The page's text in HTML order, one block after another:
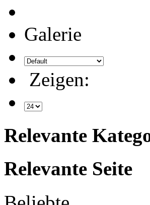
Galerie
Zeigen:
Relevante
Relevante Seite